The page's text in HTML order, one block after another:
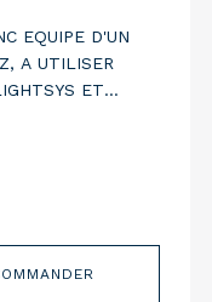
EQUIPE D'UN
A UTILISER
ET